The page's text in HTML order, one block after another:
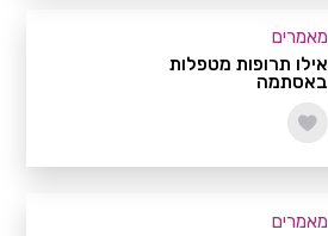
מאמרים
אילו תרופות מטפלות
באסתמה
מאמרים